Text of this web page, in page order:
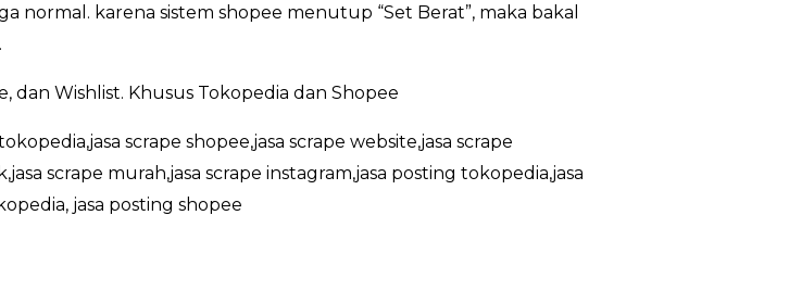
normal. karena sistem shopee menutup “Set Berat”, maka bakal
dan Wishlist. Khusus Tokopedia dan Shopee
scrape shopee,jasa scrape website,jasa scrape
scrape murah,jasa scrape instagram,jasa posting tokopedia,jasa
jasa posting shopee